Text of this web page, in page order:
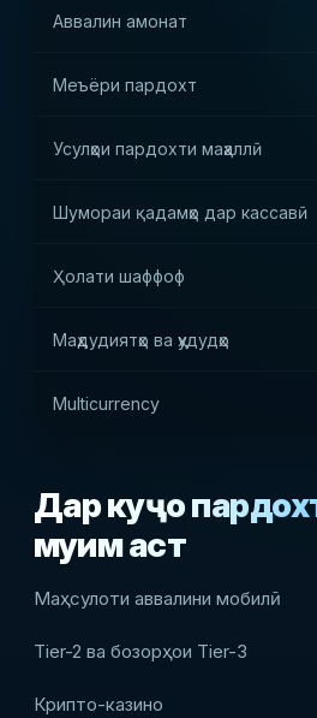
Аввалин амонат
Меъёри пардохт
Усулҳои пардохти маҳаллӣ
Шумораи қадамҳо дар кассавӣ
Ҳолати шаффоф
Маҳдудиятҳо ва ҳудудҳо
Multicurrency
Дар куҷо
муҳим аст
Маҳсулоти аввалини мобилӣ
Tier-2 ва бозорҳои Tier-3
Крипто-казино